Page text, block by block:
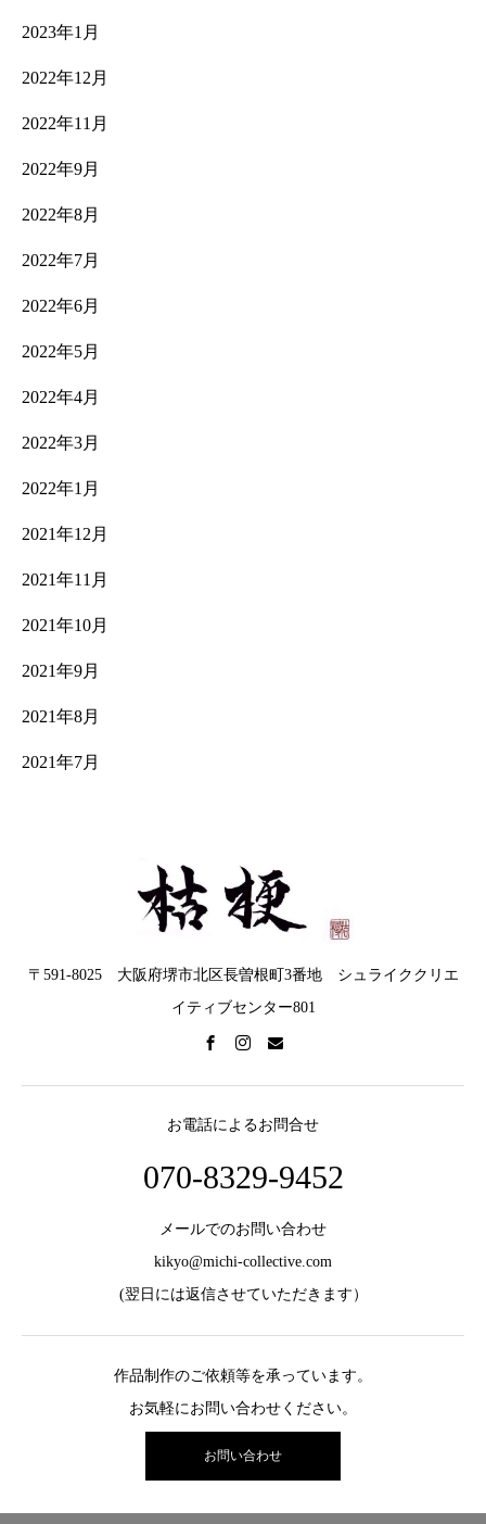
2023年1月
2022年12月
2022年11月
2022年9月
2022年8月
2022年7月
2022年6月
2022年5月
2022年4月
2022年3月
2022年1月
2021年12月
2021年11月
2021年10月
2021年9月
2021年8月
2021年7月
〒591-8025 大阪府堺市北区長曽根町3番地 シュライククリエ
イティブセンター801
お電話によるお問合せ
070-8329-9452
メールでのお問い合わせ
kikyo@michi-collective.com
(翌日には返信させていただきます）
作品制作のご依頼等を承っています。
お気軽にお問い合わせください。
お問い合わせ